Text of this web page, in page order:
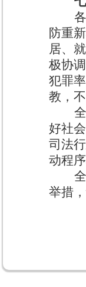
防重
居、
极协
犯罪
教，
好社
司法
动程
举措